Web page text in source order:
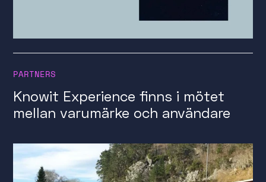
PARTNERS
Knowit Experience finns i mötet
mellan varumärke och användare